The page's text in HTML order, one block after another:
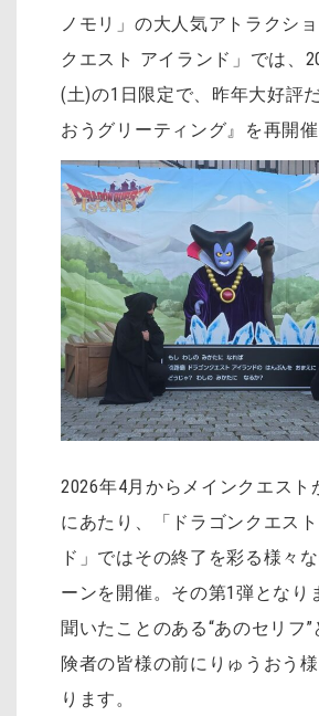
ノモリ」の大人気アトラクシ
クエスト アイランド」では、
(土)の1日限定で、昨年大好評
おうグリーティング』を再開催
2026年4月からメインクエスト
にあたり、「ドラゴンクエス
ド」ではその終了を彩る様々
ーンを開催。その第1弾となり
聞いたことのある“あのセリフ
険者の皆様の前にりゅうおう
ります。